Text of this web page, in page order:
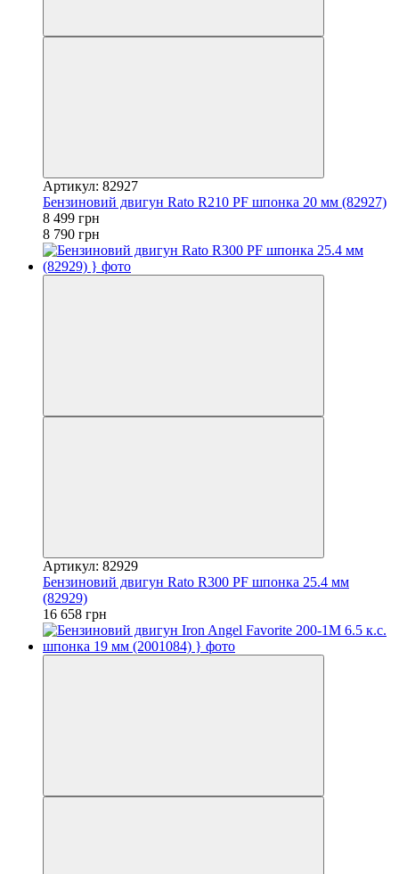
Артикул: 82927
Бензиновий двигун Rato R210 PF шпонка 20 мм (82927)
8 499 грн
8 790 грн
Артикул: 82929
Бензиновий двигун Rato R300 PF шпонка 25.4 мм
(82929)
16 658 грн